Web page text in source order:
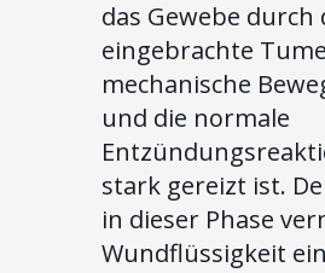
das Gewebe durch
eingebrachte
mechanische
und die normale
stark gereizt ist.
in dieser Phase
Wundflüssigkeit